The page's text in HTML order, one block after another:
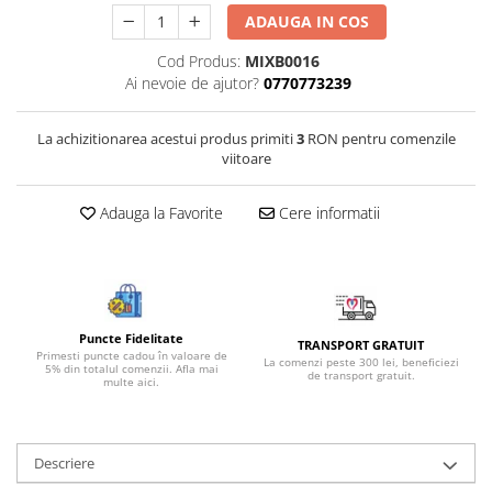
Bijuterii peridot
Bijuterii piatra soarelui
Bijuterii rodocrozit
Bijuterii smarald
Bijuterii tanzanit
ADAUGA IN COS
Cod Produs: MIXB0016
Ai nevoie de ajutor? 0770773239
La achizitionarea acestui produs primiti3RON pentru comenzile
viitoare
Adauga la Favorite Cere informatii
Puncte Fidelitate
Primesti puncte cadou în valoare de
5% din totalul comenzii. Afla mai
multe aici.
TRANSPORT GRATUIT
La comenzi peste 300 lei, beneficiezi
de transport gratuit.
Descriere